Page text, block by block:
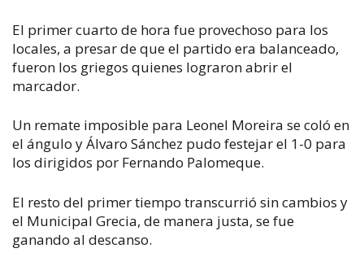
El primer cuarto de hora fue provechoso para los
locales, a presar de que el partido era balanceado,
fueron los griegos quienes lograron abrir el
marcador.
Un remate imposible para Leonel Moreira se coló en
el ángulo y Álvaro Sánchez pudo festejar el 1-0 para
los dirigidos por Fernando Palomeque.
El resto del primer tiempo transcurrió sin cambios y
el Municipal Grecia, de manera justa, se fue
ganando al descanso.